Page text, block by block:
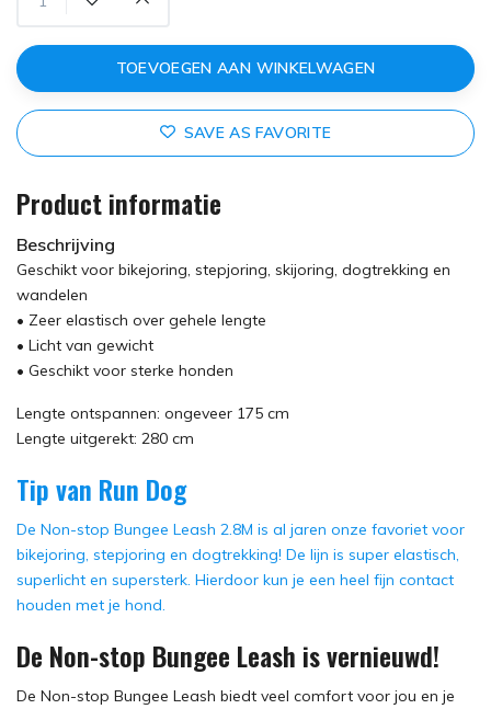
TOEVOEGEN AAN WINKELWAGEN
SAVE AS FAVORITE
Product informatie
Beschrijving
Geschikt voor bikejoring, stepjoring, skijoring, dogtrekking en
wandelen
• Zeer elastisch over gehele lengte
• Licht van gewicht
• Geschikt voor sterke honden
Lengte ontspannen: ongeveer 175 cm
Lengte uitgerekt: 280 cm
Tip van Run Dog
De Non-stop Bungee Leash 2.8M is al jaren onze favoriet voor
bikejoring, stepjoring en dogtrekking! De lijn is super elastisch,
superlicht en supersterk. Hierdoor kun je een heel fijn contact
houden met je hond.
De Non-stop Bungee Leash is vernieuwd!
De Non-stop Bungee Leash biedt veel comfort voor jou en je